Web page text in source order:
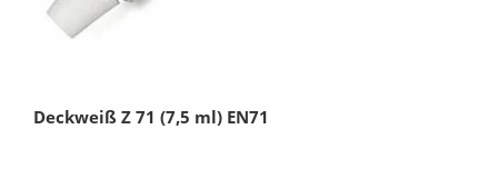
Deckweiß Z 71 (7,5 ml) EN71